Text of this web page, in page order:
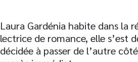
Laura Gardénia habite dans la
lectrice de romance, elle s’est
décidée à passer de l’autre